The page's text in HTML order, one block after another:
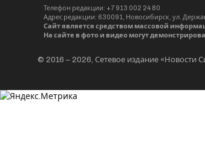
Телефон редакции: +7 913 002 24 80
Адрес редакции: 630091, Новосибирск, ул.
Сайт является средством массовой
На сайте в фото и видео могут
© 2016 – 2026, Сетевое издание «Новости